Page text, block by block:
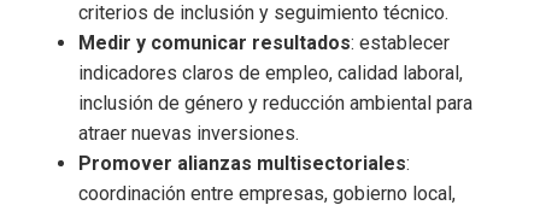
criterios de inclusión y seguimiento técnico.
Medir y comunicar resultados: establecer
indicadores claros de empleo, calidad laboral,
inclusión de género y reducción ambiental para
atraer nuevas inversiones.
Promover alianzas multisectoriales:
coordinación entre empresas, gobierno local,